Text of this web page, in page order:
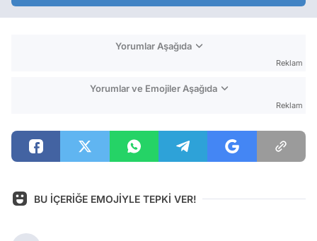
Yorumlar Aşağıda
Reklam
Yorumlar ve Emojiler Aşağıda
Reklam
BU İÇERİĞE EMOJİYLE TEPKİ VER!